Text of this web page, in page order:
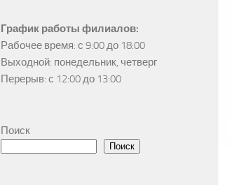
График работы филиалов:
Рабочее время: с 9:00 до 18:00
Выходной: понедельник, четверг
Перерыв: с 12:00 до 13:00
Поиск
Поиск